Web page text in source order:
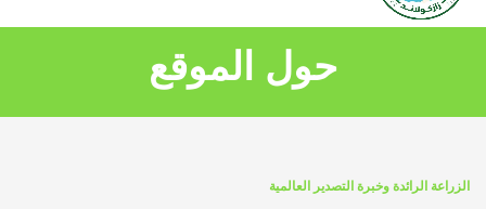
حول الموقع
الزراعة الرائدة وخبرة التصدير العالمية